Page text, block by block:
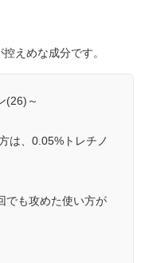
えめな成分です。
(26)～
は、0.05%トレチノ
でも攻めた使い方が